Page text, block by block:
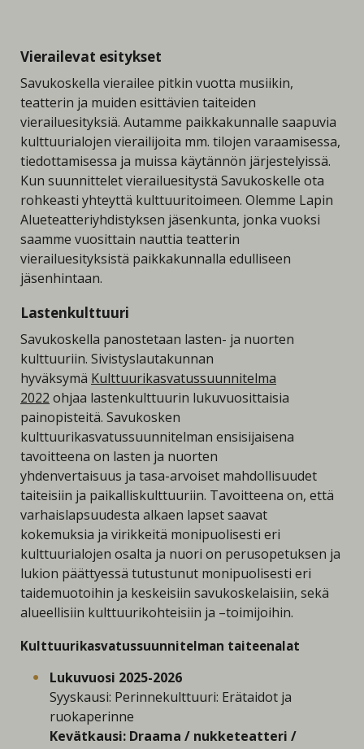
Vierailevat esitykset
Savukoskella vierailee pitkin vuotta musiikin,
teatterin ja muiden esittävien taiteiden
vierailuesityksiä. Autamme paikkakunnalle saapuvia
kulttuurialojen vierailijoita mm. tilojen varaamisessa,
tiedottamisessa ja muissa käytännön järjestelyissä.
Kun suunnittelet vierailuesitystä Savukoskelle ota
rohkeasti yhteyttä kulttuuritoimeen. Olemme Lapin
Alueteatteriyhdistyksen jäsenkunta, jonka vuoksi
saamme vuosittain nauttia teatterin
vierailuesityksistä paikkakunnalla edulliseen
jäsenhintaan.
Lastenkulttuuri
Savukoskella panostetaan lasten- ja nuorten
kulttuuriin. Sivistyslautakunnan
hyväksymä Kulttuurikasvatussuunnitelma
2022 ohjaa lastenkulttuurin lukuvuosittaisia
painopisteitä. Savukosken
kulttuurikasvatussuunnitelman ensisijaisena
tavoitteena on lasten ja nuorten
yhdenvertaisuus ja tasa-arvoiset mahdollisuudet
taiteisiin ja paikalliskulttuuriin. Tavoitteena on, että
varhaislapsuudesta alkaen lapset saavat
kokemuksia ja virikkeitä monipuolisesti eri
kulttuurialojen osalta ja nuori on perusopetuksen ja
lukion päättyessä tutustunut monipuolisesti eri
taidemuotoihin ja keskeisiin savukoskelaisiin, sekä
alueellisiin kulttuurikohteisiin ja –toimijoihin.
Kulttuurikasvatussuunnitelman taiteenalat
Lukuvuosi 2025-2026
Syyskausi: Perinnekulttuuri: Erätaidot ja
ruokaperinne
Kevätkausi: Draama / nukketeatteri /